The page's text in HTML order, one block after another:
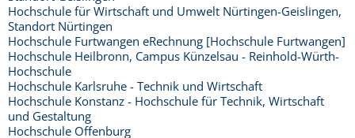
Hochschule für Wirtschaft und Umwelt Nürtingen-Geislingen,
Standort Nürtingen
Hochschule Furtwangen eRechnung [Hochschule Furtwangen]
Hochschule Heilbronn, Campus Künzelsau - Reinhold-Würth-
Hochschule
Hochschule Karlsruhe - Technik und Wirtschaft
Hochschule Konstanz - Hochschule für Technik, Wirtschaft
und Gestaltung
Hochschule Offenburg